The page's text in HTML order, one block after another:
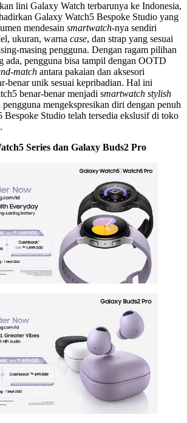
lini Galaxy Watch terbarunya ke Indonesia,
Galaxy Watch5 Bespoke Studio yang
mendesain smartwatch-nya sendiri
ukuran, warna case, dan strap yang sesuai
masing pengguna. Dengan ragam pilihan
ada, pengguna bisa tampil dengan OOTD
match antara pakaian dan aksesori
benar unik sesuai kepribadian. Hal ini
benar-benar menjadi smartwatch stylish
mengekspresikan diri dengan penuh
Bespoke Studio telah tersedia ekslusif di toko
Series dan Galaxy Buds2 Pro